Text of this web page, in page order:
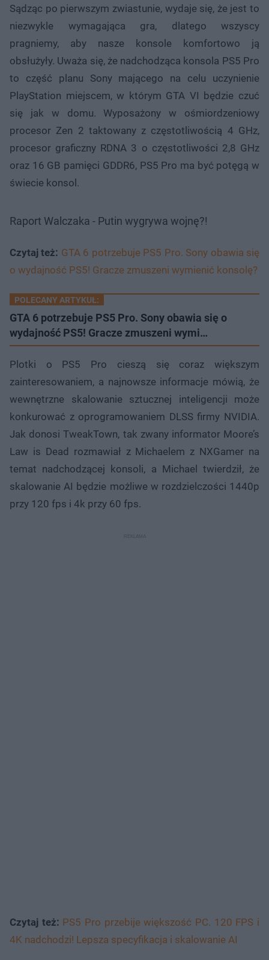
Sądząc po pierwszym zwiastunie, wydaje się, że jest to
niezwykle wymagająca gra, dlatego wszyscy
pragniemy, aby nasze konsole komfortowo ją
obsłużyły. Uważa się, że nadchodząca konsola PS5 Pro
to część planu Sony mającego na celu uczynienie
PlayStation miejscem, w którym GTA VI będzie czuć
się jak w domu. Wyposażony w ośmiordzeniowy
procesor Zen 2 taktowany z częstotliwością 4 GHz,
procesor graficzny RDNA 3 o częstotliwości 2,8 GHz
oraz 16 GB pamięci GDDR6, PS5 Pro ma być potęgą w
świecie konsol.
Raport Walczaka - Putin wygrywa wojnę?!
Czytaj też: GTA 6 potrzebuje PS5 Pro. Sony obawia się
o wydajność PS5! Gracze zmuszeni wymienić konsolę?
POLECANY ARTYKUŁ:
GTA 6 potrzebuje PS5 Pro. Sony obawia się o
wydajność PS5! Gracze zmuszeni wymi…
Plotki o PS5 Pro cieszą się coraz większym
zainteresowaniem, a najnowsze informacje mówią, że
wewnętrzne skalowanie sztucznej inteligencji może
konkurować z oprogramowaniem DLSS firmy NVIDIA.
Jak donosi TweakTown, tak zwany informator Moore’s
Law is Dead rozmawiał z Michaelem z NXGamer na
temat nadchodzącej konsoli, a Michael twierdził, że
skalowanie AI będzie możliwe w rozdzielczości 1440p
przy 120 fps i 4k przy 60 fps.
Czytaj też: PS5 Pro przebije większość PC. 120 FPS i
4K nadchodzi! Lepsza specyfikacja i skalowanie AI